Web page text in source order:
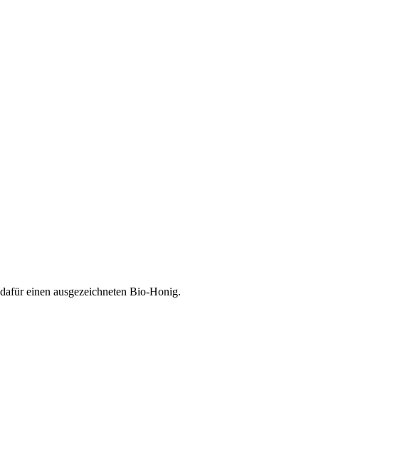
einen ausgezeichneten Bio-Honig.